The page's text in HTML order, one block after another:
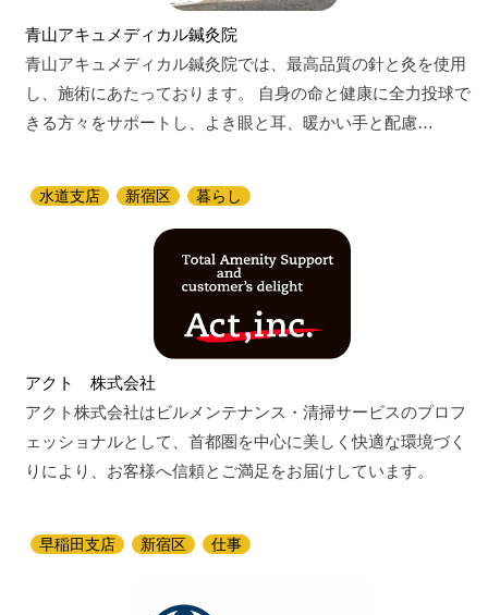
青山アキュメディカル鍼灸院
青山アキュメディカル鍼灸院では、最高品質の針と灸を使用
し、施術にあたっております。 自身の命と健康に全力投球で
きる方々をサポートし、よき眼と耳、暖かい手と配慮…
水道支店 新宿区 暮らし
アクト 株式会社
アクト株式会社はビルメンテナンス・清掃サービスのプロフ
ェッショナルとして、首都圏を中心に美しく快適な環境づく
りにより、お客様へ信頼とご満足をお届けしています。
早稲田支店 新宿区 仕事